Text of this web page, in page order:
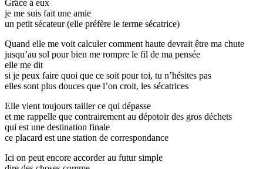
Grâce à eux
je me suis fait une amie
un petit sécateur (elle préfère le terme sécatrice)
Quand elle me voit calculer comment haute devrait être ma chute
jusqu’au sol pour bien me rompre le fil de ma pensée
elle me dit
si je peux faire quoi que ce soit pour toi, tu n’hésites pas
elles sont plus douces que l’on croit, les sécatrices
Elle vient toujours tailler ce qui dépasse
et me rappelle que contrairement au dépotoir des gros déchets
qui est une destination finale
ce placard est une station de correspondance
Ici on peut encore accorder au futur simple